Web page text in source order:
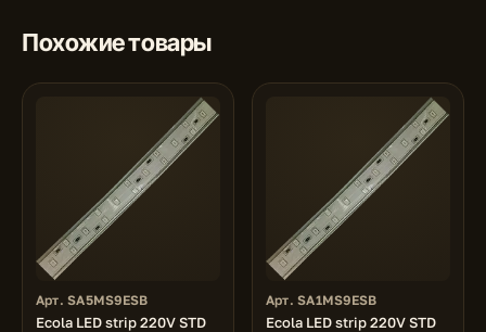
Похожие товары
Арт. SA5MS9ESB
Ecola LED strip 220V STD
Арт. SA1MS9ESB
Ecola LED strip 220V STD